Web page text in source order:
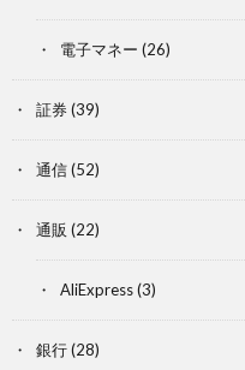
電子マネー (26)
証券(39)
通信(52)
通販 (22)
AliExpress(3)
銀行(28)